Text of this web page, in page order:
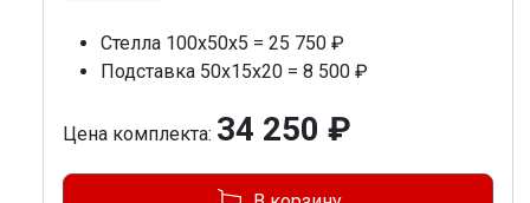
Стелла 100х50х5 = 25 750 ₽
Подставка 50х15х20 = 8 500 ₽
Цена комплекта: 34 250 ₽